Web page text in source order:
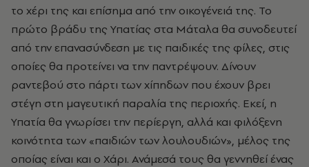
το χέρι της και επίσημα από την οικογένειά της. Το
πρώτο βράδυ της Υπατίας στα Μάταλα θα συνοδευτεί
από την επανασύνδεση με τις παιδικές της φίλες, στις
οποίες θα προτείνει να την παντρέψουν. Δίνουν
ραντεβού στο πάρτι των χίπηδων που έχουν βρει
στέγη στη μαγευτική παραλία της περιοχής. Εκεί, η
Υπατία θα γνωρίσει την περίεργη, αλλά και φιλόξενη
κοινότητα των «παιδιών των λουλουδιών», μέλος της
οποίας είναι και ο Χάρι. Ανάμεσά τους θα γεννηθεί ένας